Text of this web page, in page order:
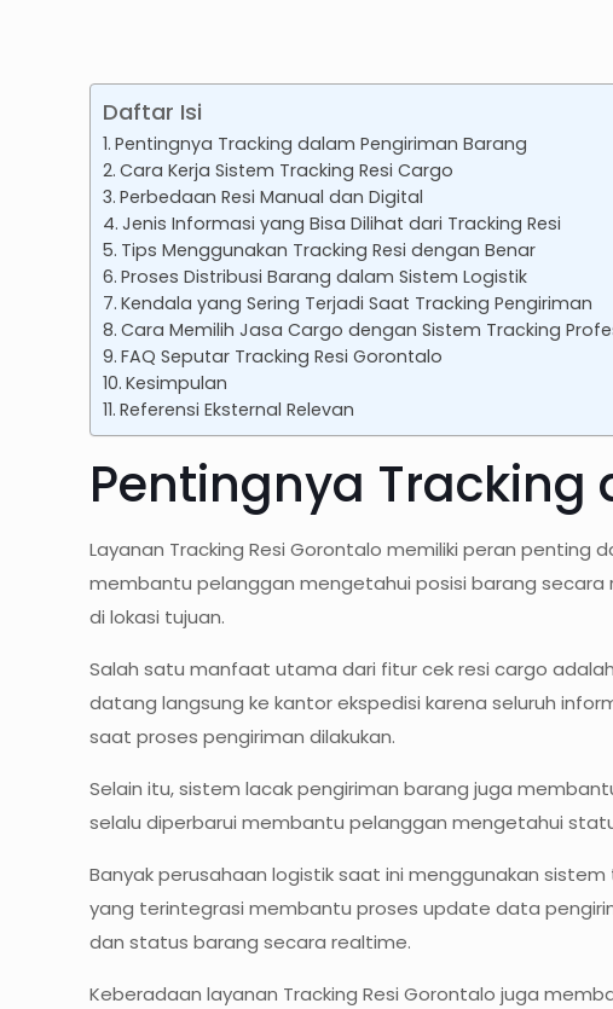
Daftar Isi
Pentingnya Tracking dalam Pengiriman Barang
Cara Kerja Sistem Tracking Resi Cargo
Perbedaan Resi Manual dan Digital
Jenis Informasi yang Bisa Dilihat dari Tracking Resi
Tips Menggunakan Tracking Resi dengan Benar
Proses Distribusi Barang dalam Sistem Logistik
Kendala yang Sering Terjadi Saat Tracking Pengiriman
Cara Memilih Jasa Cargo dengan Sistem Tracking
FAQ Seputar Tracking Resi Gorontalo
Kesimpulan
Referensi Eksternal Relevan
Pentingnya
Layanan Tracking Resi Gorontalo memiliki peran
membantu pelanggan mengetahui posisi barang
di lokasi tujuan.
Salah satu manfaat utama dari fitur cek resi cargo
datang langsung ke kantor ekspedisi karena seluruh
saat proses pengiriman dilakukan.
Selain itu, sistem lacak pengiriman barang juga
selalu diperbarui membantu pelanggan mengetahui
Banyak perusahaan logistik saat ini menggunakan
yang terintegrasi membantu proses update data
dan status barang secara realtime.
Keberadaan layanan Tracking Resi Gorontalo juga